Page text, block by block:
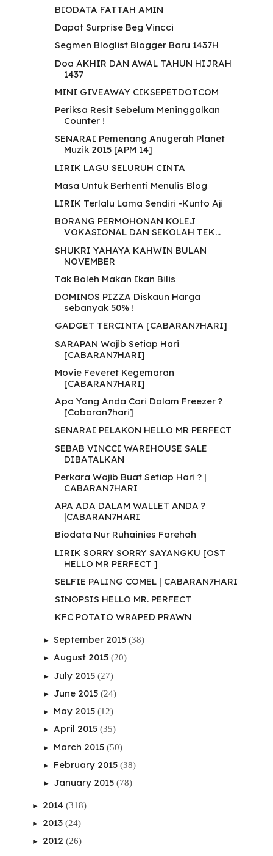
BIODATA FATTAH AMIN
Dapat Surprise Beg Vincci
Segmen Bloglist Blogger Baru 1437H
Doa AKHIR DAN AWAL TAHUN HIJRAH
1437
MINI GIVEAWAY CIKSEPETDOTCOM
Periksa Resit Sebelum Meninggalkan
Counter !
SENARAI Pemenang Anugerah Planet
Muzik 2015 [APM 14]
LIRIK LAGU SELURUH CINTA
Masa Untuk Berhenti Menulis Blog
LIRIK Terlalu Lama Sendiri -Kunto Aji
BORANG PERMOHONAN KOLEJ
VOKASIONAL DAN SEKOLAH TEK...
SHUKRI YAHAYA KAHWIN BULAN
NOVEMBER
Tak Boleh Makan Ikan Bilis
DOMINOS PIZZA Diskaun Harga
sebanyak 50% !
GADGET TERCINTA [CABARAN7HARI]
SARAPAN Wajib Setiap Hari
[CABARAN7HARI]
Movie Feveret Kegemaran
[CABARAN7HARI]
Apa Yang Anda Cari Dalam Freezer ?
[Cabaran7hari]
SENARAI PELAKON HELLO MR PERFECT
SEBAB VINCCI WAREHOUSE SALE
DIBATALKAN
Perkara Wajib Buat Setiap Hari ? |
CABARAN7HARI
APA ADA DALAM WALLET ANDA ?
|CABARAN7HARI
Biodata Nur Ruhainies Farehah
LIRIK SORRY SORRY SAYANGKU [OST
HELLO MR PERFECT ]
SELFIE PALING COMEL | CABARAN7HARI
SINOPSIS HELLO MR. PERFECT
KFC POTATO WRAPED PRAWN
► September 2015 (38)
► August 2015 (20)
► July 2015 (27)
► June 2015 (24)
► May 2015 (12)
► April 2015 (35)
► March 2015 (50)
► February 2015 (38)
► January 2015 (78)
► 2014 (318)
► 2013 (24)
► 2012 (26)